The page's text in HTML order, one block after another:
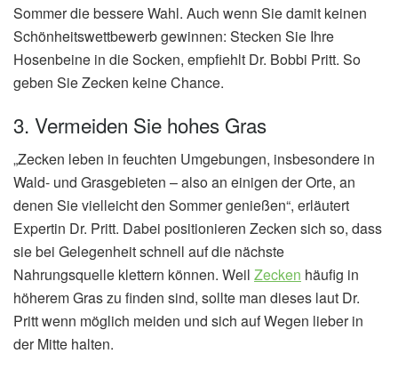
Sommer die bessere Wahl. Auch wenn Sie damit keinen
Schönheitswettbewerb gewinnen: Stecken Sie Ihre
Hosenbeine in die Socken, empfiehlt Dr. Bobbi Pritt. So
geben Sie Zecken keine Chance.
3. Vermeiden Sie hohes Gras
„Zecken leben in feuchten Umgebungen, insbesondere in
Wald- und Grasgebieten – also an einigen der Orte, an
denen Sie vielleicht den Sommer genießen“, erläutert
Expertin Dr. Pritt. Dabei positionieren Zecken sich so, dass
sie bei Gelegenheit schnell auf die nächste
Nahrungsquelle klettern können. Weil Zecken häufig in
höherem Gras zu finden sind, sollte man dieses laut Dr.
Pritt wenn möglich meiden und sich auf Wegen lieber in
der Mitte halten.